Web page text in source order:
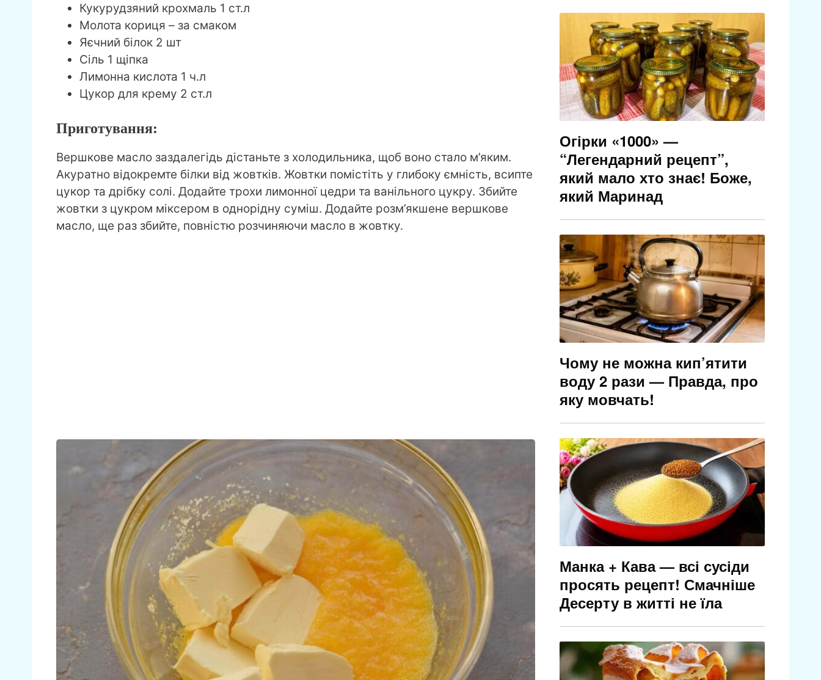
Кукурудзяний крохмаль 1 ст.л
Молота кориця – за смаком
Яєчний білок 2 шт
Сіль 1 щіпка
Лимонна кислота 1 ч.л
Цукор для крему 2 ст.л
Приготування:
Вершкове масло заздалегідь дістаньте з холодильника, щоб воно стало м’яким.
Акуратно відокремте білки від жовтків. Жовтки помістіть у глибоку ємність, всипте
цукор та дрібку солі. Додайте трохи лимонної цедри та ванільного цукру. Збийте
жовтки з цукром міксером в однорідну суміш. Додайте розм’якшене вершкове
масло, ще раз збийте, повністю розчиняючи масло в жовтку.
Огірки «1000» —
“Легендарний рецепт”,
який мало хто знає! Боже,
який Маринад
Чому не можна кип’ятити
воду 2 рази — Правда, про
яку мовчать!
Манка + Кава — всі сусіди
просять рецепт! Смачніше
Десерту в житті не їла